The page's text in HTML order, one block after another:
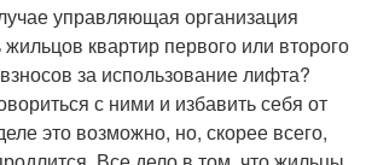
управляющая организация
квартир первого или второго
за использование лифта?
с ними и избавить себя от
это возможно, но, скорее всего,